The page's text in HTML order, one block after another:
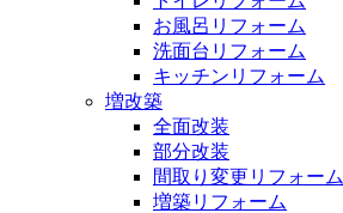
お風呂リフォーム
洗面台リフォーム
キッチンリフォーム
増改築
全面改装
部分改装
間取り変更リフォーム
増築リフォーム